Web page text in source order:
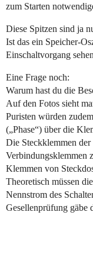
zum Starten
Diese Spitzen sind ja
Ist das ein Speicher-
Einschaltvorgang
Eine Frage noch:
Warum hast du die
Auf den Fotos sieht
Puristen würden
(„Phase“) über die
Die Steckklemmen
Verbindungsklemmen
Klemmen von
Theoretisch müssen
Nennstrom des
Gesellenprüfung gäbe